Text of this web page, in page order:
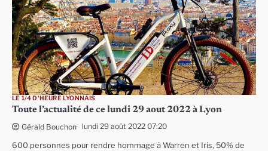
LE 1/4 D'HEURE LYONNAIS
Toute l’actualité de ce lundi 29 aout 2022 à Lyon
Gérald Bouchon lundi 29 août 2022 07:20
600 personnes pour rendre hommage à Warren et Iris, 50% de